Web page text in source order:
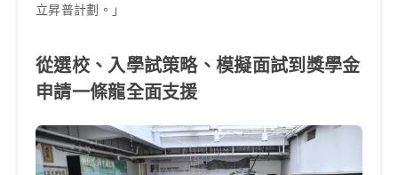
立昇普計劃。」
從選校、入學試策略、模擬面試到獎學金
申請一條龍全面支援